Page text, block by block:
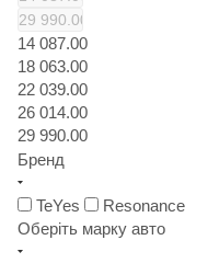
14 087.00
18 063.00
22 039.00
26 014.00
29 990.00
Бренд
TeYes
Resonance
Оберіть марку авто